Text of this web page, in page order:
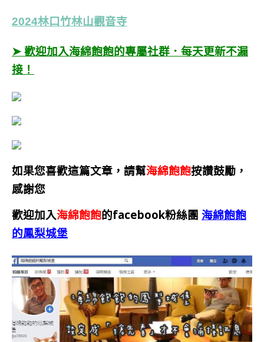
2024林口竹林山觀音寺
➤ 歡迎加入海綿飽飽的專屬社群．每天更新不漏
接！
如果您喜歡這篇文章，請幫海綿飽飽按讚鼓勵，
感謝您
歡迎加入海綿飽飽的facebook粉絲團 海綿飽飽
的鳳梨城堡